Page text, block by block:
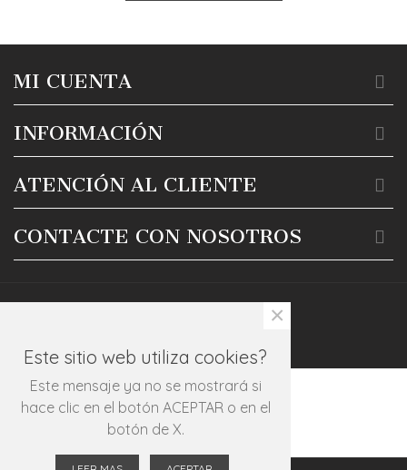
MI CUENTA
INFORMACIÓN
ATENCIÓN AL CLIENTE
CONTACTE CON NOSOTROS
Este sitio web utiliza cookies?
Este mensaje ya no se mostrará si
hace clic en el botón ACEPTAR o en el
botón de X.
×